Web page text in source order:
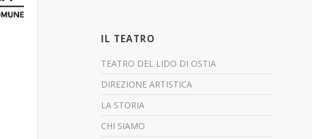
IL TEATRO
TEATRO DEL LIDO DI OSTIA
DIREZIONE ARTISTICA
LA STORIA
CHI SIAMO